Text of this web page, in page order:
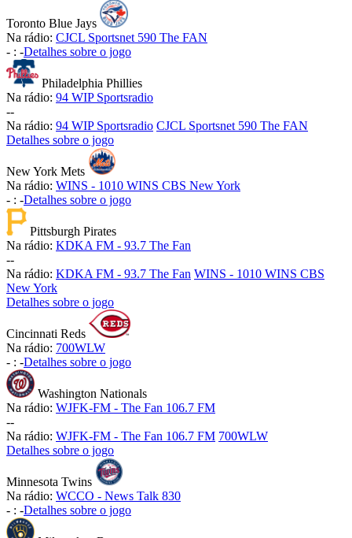
Toronto Blue Jays
Na rádio: CJCL Sportsnet 590 The FAN
- : -Detalhes sobre o jogo
Philadelphia Phillies
Na rádio: 94 WIP Sportsradio
--
Na rádio: 94 WIP Sportsradio CJCL Sportsnet 590 The FAN
Detalhes sobre o jogo
New York Mets
Na rádio: WINS - 1010 WINS CBS New York
- : -Detalhes sobre o jogo
Pittsburgh Pirates
Na rádio: KDKA FM - 93.7 The Fan
--
Na rádio: KDKA FM - 93.7 The Fan WINS - 1010 WINS CBS
New York
Detalhes sobre o jogo
Cincinnati Reds
Na rádio: 700WLW
- : -Detalhes sobre o jogo
Washington Nationals
Na rádio: WJFK-FM - The Fan 106.7 FM
--
Na rádio: WJFK-FM - The Fan 106.7 FM 700WLW
Detalhes sobre o jogo
Minnesota Twins
Na rádio: WCCO - News Talk 830
- : -Detalhes sobre o jogo